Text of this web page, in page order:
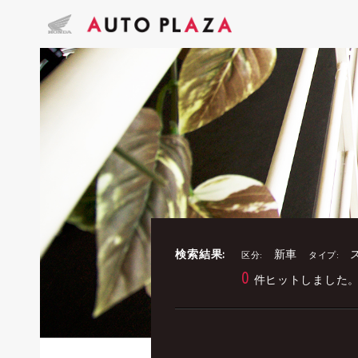
検索結果: 区分: 新車 タイプ:
0 件ヒットしました。